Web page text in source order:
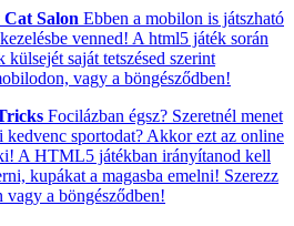
Salon Ebben a mobilon is játszható
venned! A html5 játék során
külsejét saját tetszésed szerint
vagy a böngésződben!
Focilázban égsz? Szeretnél menet
sportodat? Akkor ezt az online
A HTML5 játékban irányítanod kell
kupákat a magasba emelni! Szerezz
a böngésződben!